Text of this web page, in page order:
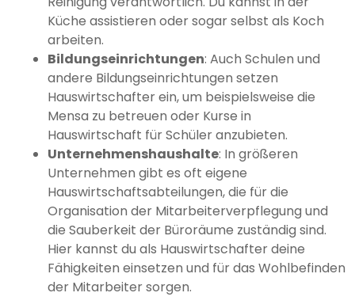
Küche assistieren oder sogar selbst als Koch
arbeiten.
Bildungseinrichtungen: Auch Schulen und
andere Bildungseinrichtungen setzen
Hauswirtschafter ein, um beispielsweise die
Mensa zu betreuen oder Kurse in
Hauswirtschaft für Schüler anzubieten.
Unternehmenshaushalte: In größeren
Unternehmen gibt es oft eigene
Hauswirtschaftsabteilungen, die für die
Organisation der Mitarbeiterverpflegung und
die Sauberkeit der Büroräume zuständig sind.
Hier kannst du als Hauswirtschafter deine
Fähigkeiten einsetzen und für das Wohlbefinden
der Mitarbeiter sorgen.